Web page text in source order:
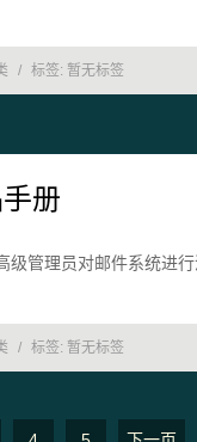
/ 标签: 暂无标签
册
管理员对邮件系统进
/ 标签: 暂无标签